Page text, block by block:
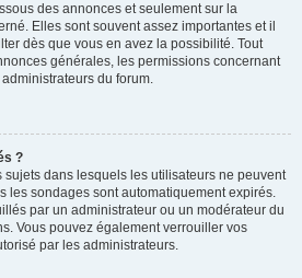
des annonces et seulement sur la
Elles sont souvent assez importantes et il
dès que vous en avez la possibilité. Tout
générales, les permissions concernant
du forum.
?
sujets dans lesquels les utilisateurs ne peuvent
les sondages sont automatiquement expirés.
par un administrateur ou un modérateur du
Vous pouvez également verrouiller vos
par les administrateurs.